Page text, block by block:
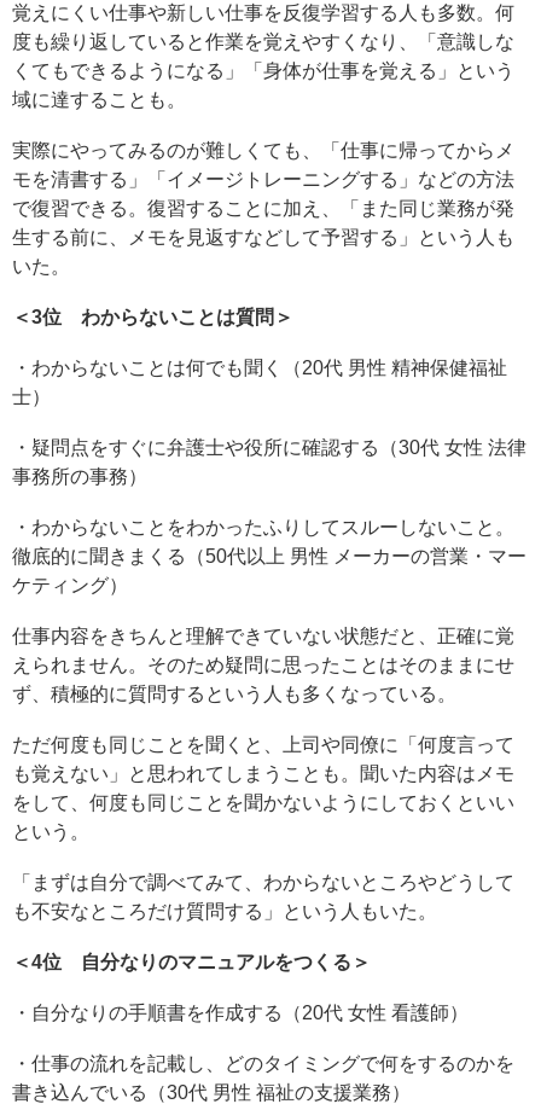
覚えにくい仕事や新しい仕事を反復学習する人も多数。何
度も繰り返していると作業を覚えやすくなり、「意識しな
くてもできるようになる」「身体が仕事を覚える」という
域に達することも。
実際にやってみるのが難しくても、「仕事に帰ってからメ
モを清書する」「イメージトレーニングする」などの方法
で復習できる。復習することに加え、「また同じ業務が発
生する前に、メモを見返すなどして予習する」という人も
いた。
＜3位 わからないことは質問＞
・わからないことは何でも聞く（20代 男性 精神保健福祉
士）
・疑問点をすぐに弁護士や役所に確認する（30代 女性 法律
事務所の事務）
・わからないことをわかったふりしてスルーしないこと。
徹底的に聞きまくる（50代以上 男性 メーカーの営業・マー
ケティング）
仕事内容をきちんと理解できていない状態だと、正確に覚
えられません。そのため疑問に思ったことはそのままにせ
ず、積極的に質問するという人も多くなっている。
ただ何度も同じことを聞くと、上司や同僚に「何度言って
も覚えない」と思われてしまうことも。聞いた内容はメモ
をして、何度も同じことを聞かないようにしておくといい
という。
「まずは自分で調べてみて、わからないところやどうして
も不安なところだけ質問する」という人もいた。
＜4位 自分なりのマニュアルをつくる＞
・自分なりの手順書を作成する（20代 女性 看護師）
・仕事の流れを記載し、どのタイミングで何をするのかを
書き込んでいる（30代 男性 福祉の支援業務）